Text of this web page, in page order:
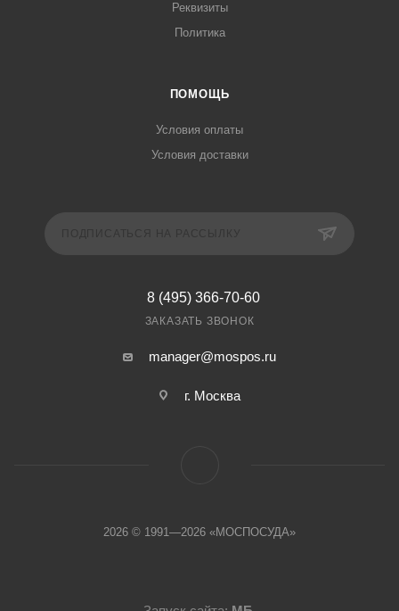
Реквизиты
Политика
ПОМОЩЬ
Условия оплаты
Условия доставки
8 (495) 366-70-60
ЗАКАЗАТЬ ЗВОНОК
manager@mospos.ru
г. Москва
2026 © 1991—2026 «МОСПОСУДА»